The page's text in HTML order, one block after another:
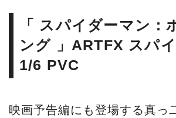
「 スパイダーマン：
ング 」ARTFX スパ
1/6 PVC
映画予告編にも登場する真っ